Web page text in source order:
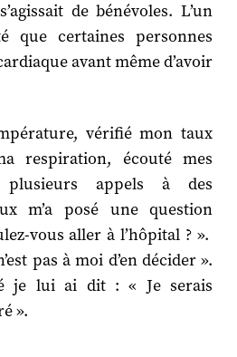
de bénévoles. L’un
que certaines personnes
avant même d’avoir
vérifié mon taux
respiration, écouté mes
plusieurs appels à des
m’a posé une question
vous aller à l’hôpital ? ».
pas à moi d’en décider ».
je lui ai dit : « Je serais
».